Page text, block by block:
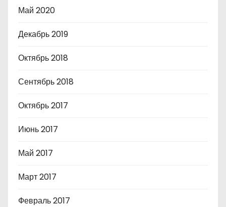
Май 2020
Декабрь 2019
Октябрь 2018
Сентябрь 2018
Октябрь 2017
Июнь 2017
Май 2017
Март 2017
Февраль 2017